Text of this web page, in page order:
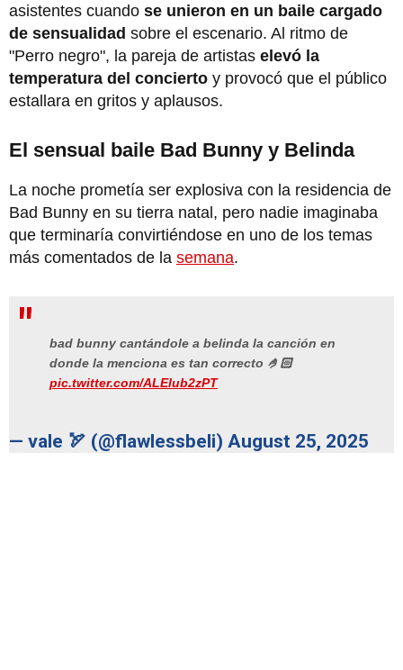
asistentes cuando se unieron en un baile cargado
de sensualidad sobre el escenario. Al ritmo de
"Perro negro", la pareja de artistas elevó la
temperatura del concierto y provocó que el público
estallara en gritos y aplausos.
El sensual baile Bad Bunny y Belinda
La noche prometía ser explosiva con la residencia de
Bad Bunny en su tierra natal, pero nadie imaginaba
que terminaría convirtiéndose en uno de los temas
más comentados de la semana.
bad bunny cantándole a belinda la canción en
donde la menciona es tan correcto 🤌🏻
pic.twitter.com/ALElub2zPT
— vale 🏹 (@flawlessbeli) August 25, 2025